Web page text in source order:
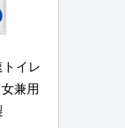
イレ
兼用